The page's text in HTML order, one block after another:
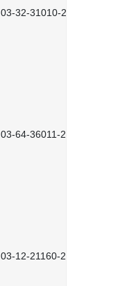
03-32-31010-2606
03-64-36011-2603
03-12-21160-2601